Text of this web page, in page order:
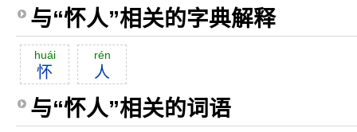
与“怀人”相关的字典解释
huái
怀
rén
人
与“怀人”相关的词语